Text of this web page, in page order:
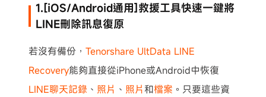
1.[iOS/Android通用]救援工具快速一鍵將
LINE刪除訊息復原
若沒有備份， Tenorshare UltData LINE
Recovery能夠直接從iPhone或Android中恢復
LINE聊天記錄 、 照片 、 照片和檔案 。只要這些資